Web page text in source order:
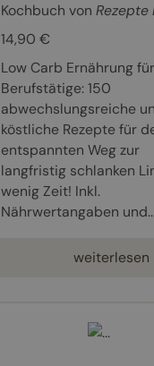
Kochbuch von Rezepte
14,90 €
Low Carb Ernährung für
Berufstätige: 150
abwechslungsreiche
köstliche Rezepte für
entspannten Weg zur
langfristig schlanken
wenig Zeit! Inkl.
Nährwertangaben
weiterlesen